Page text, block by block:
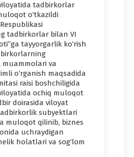
tadbirkorlar
o‘tkazildi
tadbirkorlar bilan VI
tayyorgarlik ko‘rish
va
o‘rganish maqsadida
raisi boshchiligida
ochiq muloqot
doirasida viloyat
subyektlari
muloqot qilinib, biznes
uchraydigan
holatlari va sog‘lom